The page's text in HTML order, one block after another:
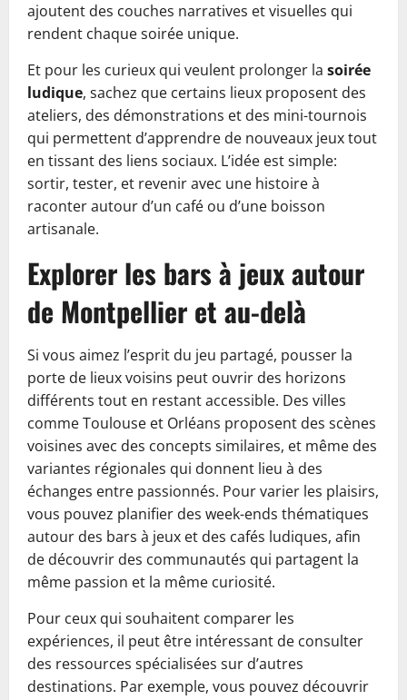
ajoutent des couches narratives et visuelles qui
rendent chaque soirée unique.
Et pour les curieux qui veulent prolonger la soirée
ludique, sachez que certains lieux proposent des
ateliers, des démonstrations et des mini-tournois
qui permettent d’apprendre de nouveaux jeux tout
en tissant des liens sociaux. L’idée est simple:
sortir, tester, et revenir avec une histoire à
raconter autour d’un café ou d’une boisson
artisanale.
Explorer les bars à jeux autour
de Montpellier et au-delà
Si vous aimez l’esprit du jeu partagé, pousser la
porte de lieux voisins peut ouvrir des horizons
différents tout en restant accessible. Des villes
comme Toulouse et Orléans proposent des scènes
voisines avec des concepts similaires, et même des
variantes régionales qui donnent lieu à des
échanges entre passionnés. Pour varier les plaisirs,
vous pouvez planifier des week-ends thématiques
autour des bars à jeux et des cafés ludiques, afin
de découvrir des communautés qui partagent la
même passion et la même curiosité.
Pour ceux qui souhaitent comparer les
expériences, il peut être intéressant de consulter
des ressources spécialisées sur d’autres
destinations. Par exemple, vous pouvez découvrir